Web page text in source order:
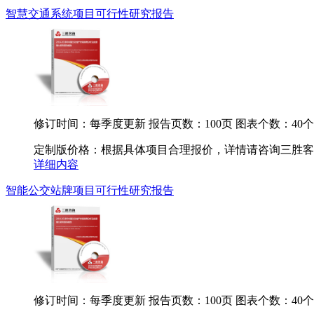
智慧交通系统项目可行性研究报告
修订时间：每季度更新 报告页数：100页 图表个数：40个
定制版价格：根据具体项目合理报价，详情请咨询三胜
详细内容
智能公交站牌项目可行性研究报告
修订时间：每季度更新 报告页数：100页 图表个数：40个